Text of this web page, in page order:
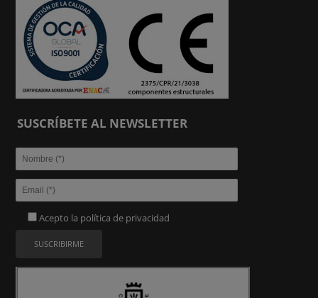
SUSCRÍBETE AL NEWSLETTER
Acepto la política de privacidad